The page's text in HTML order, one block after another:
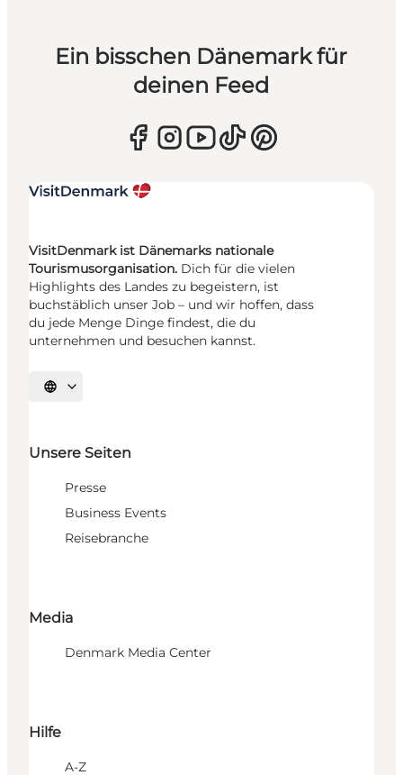
Ein bisschen Dänemark für
deinen Feed
VisitDenmark ist Dänemarks nationale
Tourismusorganisation. Dich für die vielen
Highlights des Landes zu begeistern, ist
buchstäblich unser Job – und wir hoffen, dass
du jede Menge Dinge findest, die du
unternehmen und besuchen kannst.
Sprache auswählen
Unsere Seiten
Presse
Business Events
Reisebranche
Media
Denmark Media Center
Hilfe
A-Z